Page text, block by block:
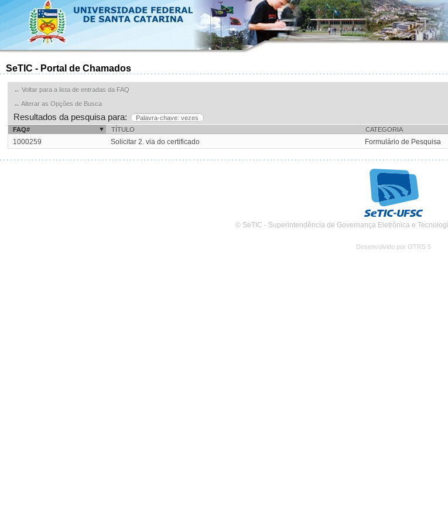
SeTIC - Portal de Chamados
← Voltar para a lista de entradas da FAQ
← Alterar as Opções de Busca
Resultados da pesquisa para:
Palavra-chave: vezes
FAQ#
TÍTULO CATEGORIA
1000259 Solicitar 2. via do certificado Formulário de Pesquisa
© SeTIC - Superintendência de Governança Eletrônica e
Desenvolvido por OTRS 5